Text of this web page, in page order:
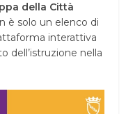
della Città
è solo un elenco di
interattiva
dell’istruzione nella